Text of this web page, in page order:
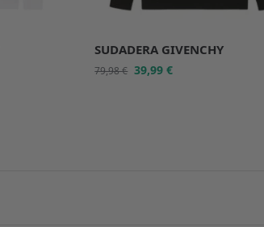
SUDADERA GIVENCHY
79,98€ 39,99€